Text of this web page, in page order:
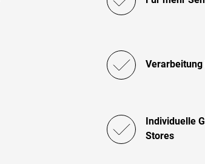
Individuelle
Stores